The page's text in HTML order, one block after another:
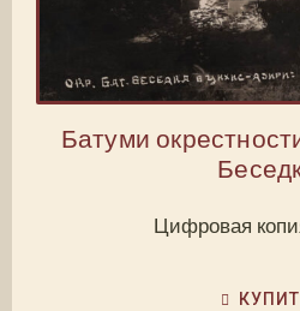
Батуми
Цифровая